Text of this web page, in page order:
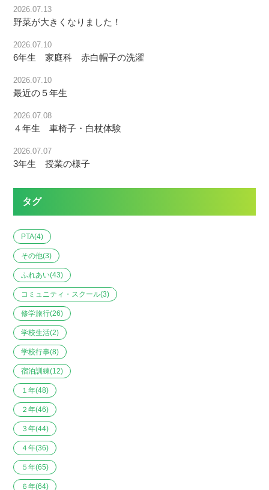
2026.07.13
野菜が大きくなりました！
2026.07.10
6年生 家庭科 赤白帽子の洗濯
2026.07.10
最近の５年生
2026.07.08
４年生 車椅子・白杖体験
2026.07.07
3年生 授業の様子
タグ
PTA(4)
その他(3)
ふれあい(43)
コミュニティ・スクール(3)
修学旅行(26)
学校生活(2)
学校行事(8)
宿泊訓練(12)
１年(48)
２年(46)
３年(44)
４年(36)
５年(65)
６年(64)